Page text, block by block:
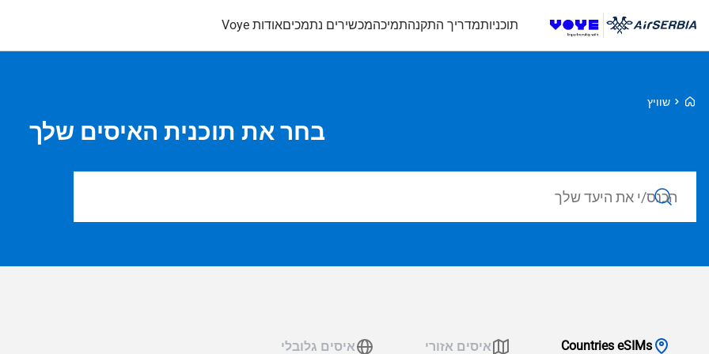
תוכניותמדריך התקנהתמיכהמכשירים נתמכיםאודות Voye
Voye Homepage
שוויץ
בחר את תוכנית האיסים שלך
Countries eSIMs איסים אזורי איסים גלובלי